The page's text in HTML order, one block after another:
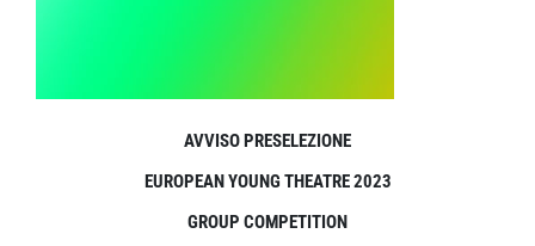
AVVISO PRESELEZIONE
EUROPEAN YOUNG THEATRE 2023
GROUP COMPETITION